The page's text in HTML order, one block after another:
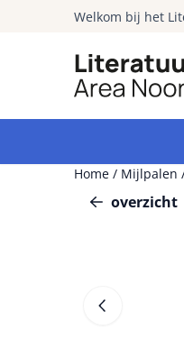
Cookievoorkeuren zijn
Welkom bij het
Home / Mijlpalen
overzicht